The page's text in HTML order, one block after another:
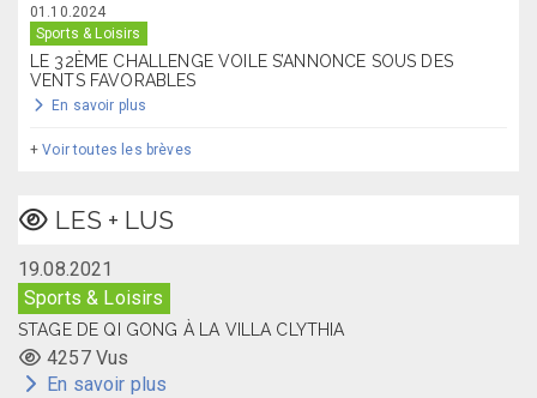
01.10.2024
Sports & Loisirs
LE 32ÈME CHALLENGE VOILE S’ANNONCE SOUS DES
VENTS FAVORABLES
En savoir plus
+Voir toutes les brèves
LES + LUS
19.08.2021
Sports & Loisirs
STAGE DE QI GONG À LA VILLA CLYTHIA
4257 Vus
En savoir plus